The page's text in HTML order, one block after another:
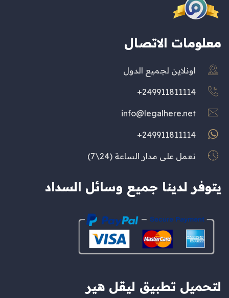
معلومات الاتصال
اونلاين لجميع الدول
249911811114+
info@legalhere.net
249911811114+
نعمل على مدار الساعة (24\7)
يتوفر لدينا جميع وسائل السداد
لتحميل تطبيق ليقل هير